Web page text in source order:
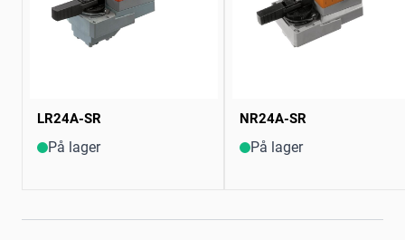
LR24A-SR
På lager
NR24A-SR
På lager